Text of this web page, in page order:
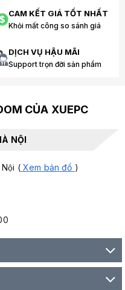
CAM KẾT GIÁ TỐT NHẤT
Khỏi mất công so sánh giá
DỊCH VỤ HẬU MÃI
Support trọn đời sản phẩm
CỦA XUEPC
NỘI
(Xem bản đồ )